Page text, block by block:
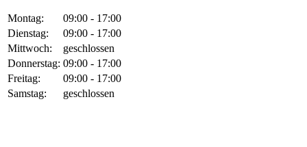
Montag:
09:00 - 17:00
Dienstag:
09:00 - 17:00
Mittwoch:
geschlossen
Donnerstag: 09:00 - 17:00
Freitag:
09:00 - 17:00
Samstag:
geschlossen